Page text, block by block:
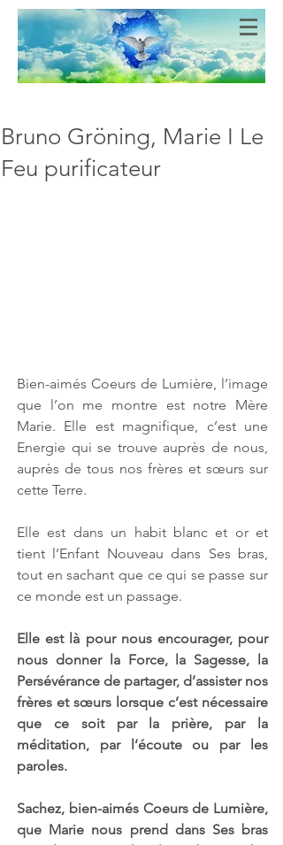
Bien-Aimés
COEURS DE LUMIERE
Bruno Gröning, Marie I Le
Feu purificateur
Bien-aimés Coeurs de Lumière, l’image
que l’on me montre est notre Mère
Marie. Elle est magnifique, c’est une
Energie qui se trouve auprès de nous,
auprès de tous nos frères et sœurs sur
cette Terre.
Elle est dans un habit blanc et or et
tient l’Enfant Nouveau dans Ses bras,
tout en sachant que ce qui se passe sur
ce monde est un passage.
Elle est là pour nous encourager, pour
nous donner la Force, la Sagesse, la
Persévérance de partager, d’assister nos
frères et sœurs lorsque c’est nécessaire
que ce soit par la prière, par la
méditation, par l’écoute ou par les
paroles.
Sachez, bien-aimés Coeurs de Lumière,
que Marie nous prend dans Ses bras